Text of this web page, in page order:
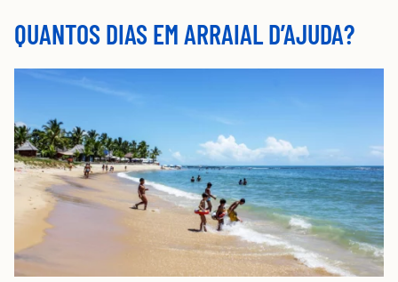
QUANTOS DIAS EM ARRAIAL D’AJUDA?